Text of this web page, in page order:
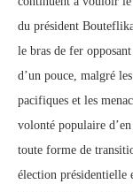
du président
le bras de fer
d’un pouce, malgré
pacifiques et les
volonté populaire
toute forme de
élection présidentielle